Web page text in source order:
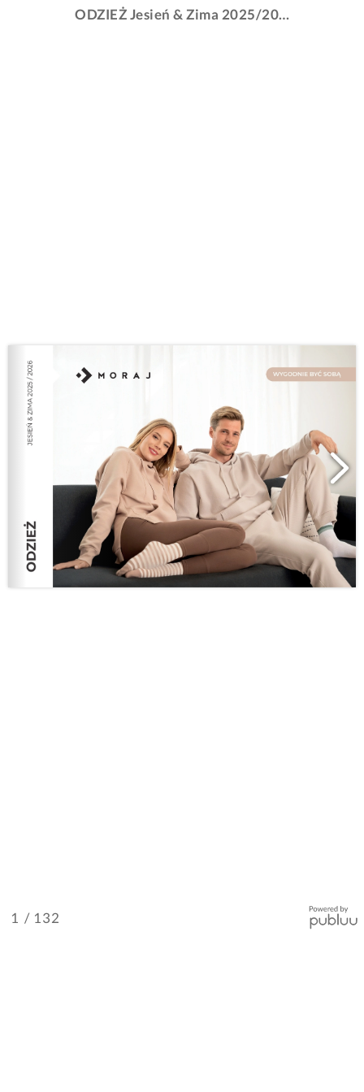
ODZIEŻ Jesień & Zima 2025/2026
/ 132